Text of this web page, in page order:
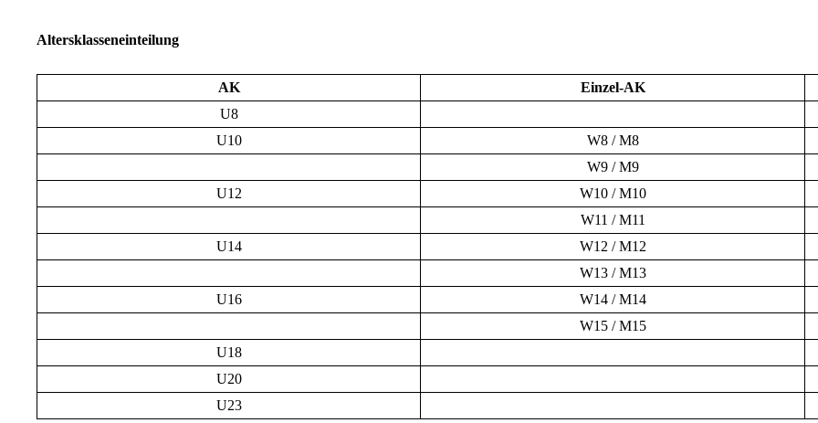
Altersklasseneinteilung
AK Einzel-AK
U8
U10
W8 / M8
W9 / M9
U12
W10 / M10
W11 / M11
U14
W12 / M12
W13 / M13
U16
W14 / M14
W15 / M15
U18
U20
U23